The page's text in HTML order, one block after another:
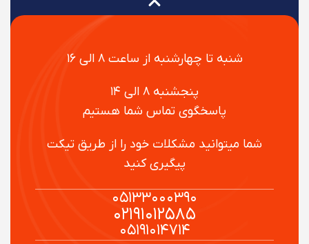
شنبه تا چهارشنبه از ساعت ۸ الی ۱۶
پنجشنبه ۸ الی ۱۴
پاسخگوی تماس شما هستیم
شما میتوانید مشکلات خود را از طریق تیکت
پیگیری کنید
۰۵۱۳۳۰۰۰۳۹۰
۰۲۱۹۱۰۱۲۵۸۵
۰۵۱۹۱۰۱۴۷۱۴